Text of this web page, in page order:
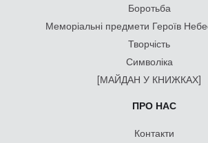
Боротьба
Меморіальні предмети Героїв
Творчість
Символіка
[МАЙДАН У КНИЖКАХ]
ПРО НАС
Контакти